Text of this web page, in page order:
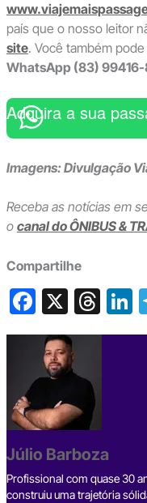
país que o nosso leitor
site. Você também
WhatsApp (83)
Adquira a sua
Imagens: Divulgação
Receba as notícias em
o canal do ÔNIBUS &
Compartilhe
F
a
c
e
b
o
o
k
X T
hr
s
n
Júlio Barboza
Profissional com quase 30
construiu uma trajetória